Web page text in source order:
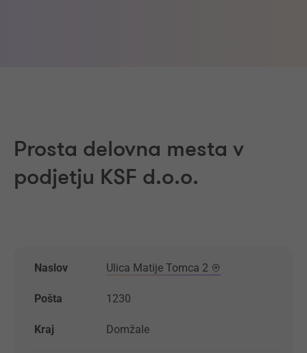
Prosta delovna mesta v
podjetju KSF d.o.o.
Naslov Ulica Matije Tomca 2
Pošta 1230
Kraj Domžale